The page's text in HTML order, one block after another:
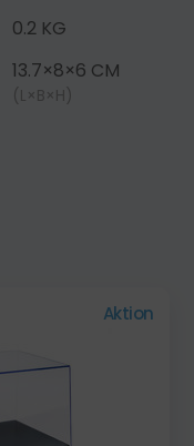
0.2 KG
13.7×8×6 CM
(L×B×H)
Aktion